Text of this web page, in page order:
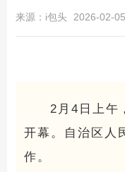
来源：i包头 2026-02-05
2月4日上午
开幕。自治区人
作。